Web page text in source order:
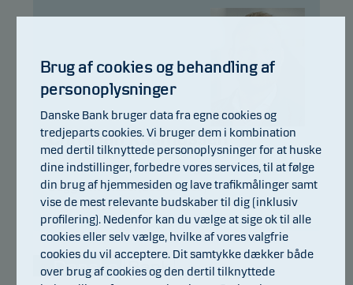
Christian Rasmussen
Titel:Chief Portfolio Manager
Baggrund:M.Sc. (Economics)
Antal års erfaring:15
Brug af cookies og behandling af
personoplysninger
Danske Bank bruger data fra egne cookies og
tredjeparts cookies. Vi bruger dem i kombination
med dertil tilknyttede personoplysninger for at huske
dine indstillinger, forbedre vores services, til at følge
din brug af hjemmesiden og lave trafikmålinger samt
vise de mest relevante budskaber til dig (inklusiv
profilering). Nedenfor kan du vælge at sige ok til alle
cookies eller selv vælge, hvilke af vores valgfrie
cookies du vil acceptere. Dit samtykke dækker både
over brug af cookies og den dertil tilknyttede